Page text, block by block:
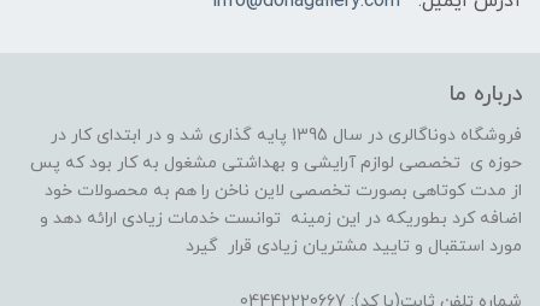
درباره ما
فروشگاه دوناگالری در سال 1395 پایه گذاری شد و در ابتدای کار در
حوزه ی تخصصی لوازم آرایشی و بهداشتی مشغول به کار بود که پس
از مدت کوتاهی بصورت تخصصی لاین ناخن را هم به محصولات خود
اضافه کرد بطوریکه در این زمینه توانست خدمات زیادی ارائه دهد و
مورد استقبال و تایید مشتریان زیادی قرار گیرد